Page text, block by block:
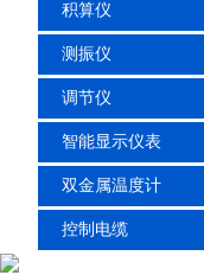
积算仪
测振仪
调节仪
智能显示仪表
双金属温度计
控制电缆